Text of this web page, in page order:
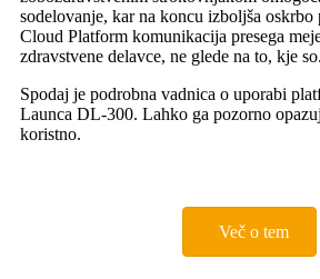
sodelovanje, kar na koncu izboljša
Cloud Platform komunikacija presega
zdravstvene delavce, ne glede na to, kje so.
Spodaj je podrobna vadnica o uporabi
Launca DL-300. Lahko ga pozorno
koristno.
Več o tem